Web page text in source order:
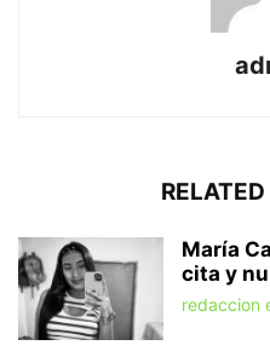
María
cita y
redaccion